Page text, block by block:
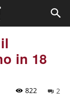
in 18
2
822